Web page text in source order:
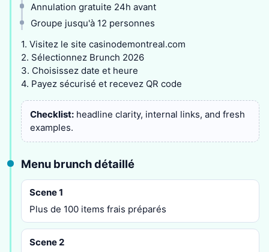
Annulation gratuite 24h avant
Groupe jusqu'à 12 personnes
1. Visitez le site casinodemontreal.com
2. Sélectionnez Brunch 2026
3. Choisissez date et heure
4. Payez sécurisé et recevez QR code
Checklist: headline clarity, internal links, and fresh
examples.
Menu brunch détaillé
Scene 1
Plus de 100 items frais préparés
Scene 2